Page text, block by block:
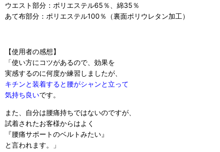
ウエスト部分：ポリエステル65％、綿35％
あて布部分：ポリエステル100％（裏面ポリウレタン加工）
【使用者の感想】
「使い方にコツがあるので、効果を
実感するのに何度か練習しましたが、
キチンと装着すると腰がシャンと立って
気持ち良いです。
また、自分は腰痛持ちではないのですが、
試着されたお客様からはよく
『腰痛サポートのベルトみたい』
と言われます。」